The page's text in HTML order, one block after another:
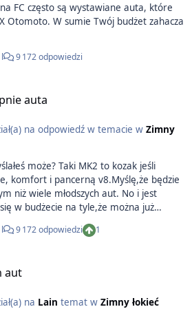
FC często są wystawiane auta, które
Twój budżet zahacza
9 172 odpowiedzi
auta
na odpowiedź w temacie w Zimny
MK2 to kozak jeśli
komfort i pancerną v8.Myślę,że będzie
wiele młodszych aut. No i jest
i doinwestowanego.
9 172 odpowiedzi 1
aut
na Lain temat w Zimny łokieć